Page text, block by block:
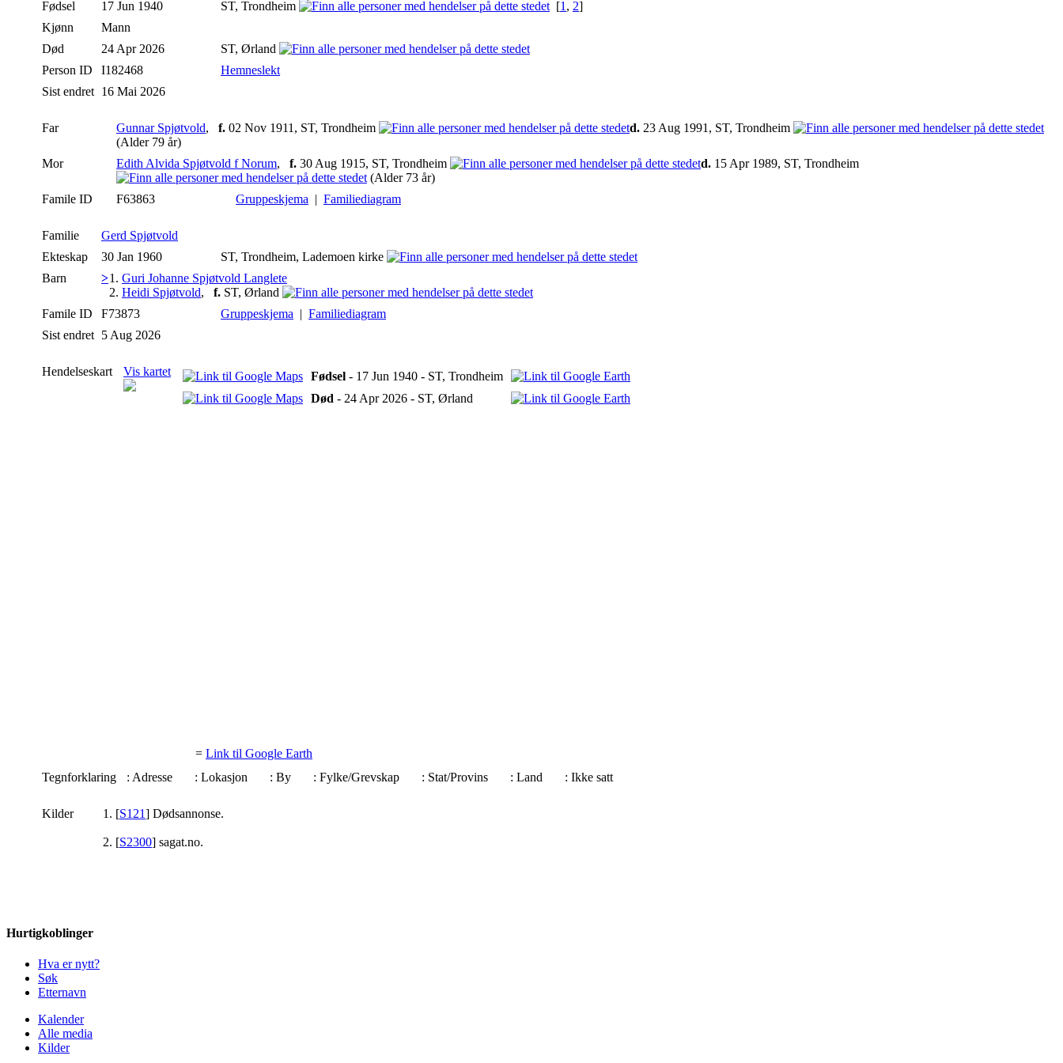
Fødsel 17 Jun 1940 ST, Trondheim [1, 2]
Kjønn
Mann
Død
24 Apr 2026
ST, Ørland
Person ID
I182468
Hemneslekt
Sist endret 16 Mai 2026
Far Gunnar Spjøtvold, f. 02 Nov 1911, ST, Trondheim d. 23 Aug 1991, ST, Trondheim
(Alder 79 år)
Mor
Edith Alvida Spjøtvold f Norum, f. 30 Aug 1915, ST, Trondheim d. 15 Apr 1989, ST, Trondheim
(Alder 73 år)
Famile ID
F63863 Gruppeskjema | Familiediagram
Familie
Gerd Spjøtvold
Ekteskap
30 Jan 1960
ST, Trondheim, Lademoen kirke
Barn
>1. Guri Johanne Spjøtvold Langlete
2. Heidi Spjøtvold, f. ST, Ørland
Famile ID
F73873 Gruppeskjema | Familiediagram
Sist endret 5 Aug 2026
Hendelseskart Vis kartet Fødsel - 17 Jun 1940 - ST, Trondheim
Død - 24 Apr 2026 - ST, Ørland
= Link til Google Earth
Tegnforklaring
: Adresse : Lokasjon : By : Fylke/Grevskap : Stat/Provins : Land : Ikke satt
Kilder [S121] Dødsannonse.
[S2300] sagat.no.
Hurtigkoblinger
Hva er nytt?
Søk
Etternavn
Kalender
Alle media
Kilder